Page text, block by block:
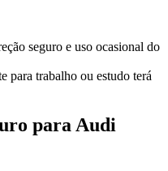
seguro e uso ocasional do
para trabalho ou estudo terá
para Audi